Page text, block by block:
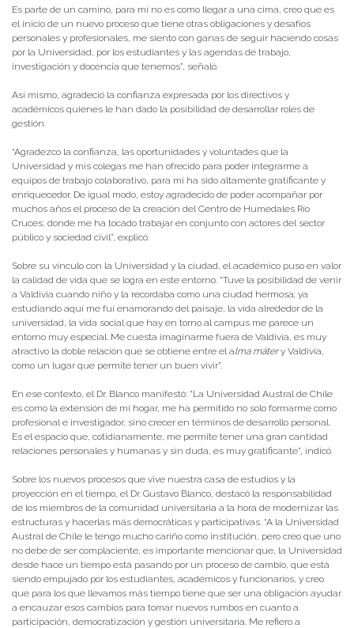
Es parte de un camino, para mí no es como llegar a una cima, creo que es
el inicio de un nuevo proceso que tiene otras obligaciones y desafíos
personales y profesionales, me siento con ganas de seguir haciendo cosas
por la Universidad, por los estudiantes y las agendas de trabajo,
investigación y docencia que tenemos”, señaló.
Así mismo, agradeció la confianza expresada por los directivos y
académicos quienes le han dado la posibilidad de desarrollar roles de
gestión.
“Agradezco la confianza, las oportunidades y voluntades que la
Universidad y mis colegas me han ofrecido para poder integrarme a
equipos de trabajo colaborativo, para mí ha sido altamente gratificante y
enriquecedor. De igual modo, estoy agradecido de poder acompañar por
muchos años el proceso de la creación del Centro de Humedales Río
Cruces, donde me ha tocado trabajar en conjunto con actores del sector
público y sociedad civil”, explicó.
Sobre su vínculo con la Universidad y la ciudad, el académico puso en valor
la calidad de vida que se logra en este entorno. “Tuve la posibilidad de venir
a Valdivia cuando niño y la recordaba como una ciudad hermosa; ya
estudiando aquí me fui enamorando del paisaje, la vida alrededor de la
universidad, la vida social que hay en torno al campus me parece un
entorno muy especial. Me cuesta imaginarme fuera de Valdivia, es muy
atractivo la doble relación que se obtiene entre el alma mátery Valdivia,
como un lugar que permite tener un buen vivir”.
En ese contexto, el Dr. Blanco manifestó: “La Universidad Austral de Chile
es como la extensión de mi hogar, me ha permitido no solo formarme como
profesional e investigador, sino crecer en términos de desarrollo personal.
Es el espacio que, cotidianamente, me permite tener una gran cantidad
relaciones personales y humanas y sin duda, es muy gratificante”, indicó.
Sobre los nuevos procesos que vive nuestra casa de estudios y la
proyección en el tiempo, el Dr. Gustavo Blanco, destacó la responsabilidad
de los miembros de la comunidad universitaria a la hora de modernizar las
estructuras y hacerlas más democráticas y participativas. “A la Universidad
Austral de Chile le tengo mucho cariño como institución, pero creo que uno
no debe de ser complaciente, es importante mencionar que, la Universidad
desde hace un tiempo está pasando por un proceso de cambio, que está
siendo empujado por los estudiantes, académicos y funcionarios, y creo
que para los que llevamos más tiempo tiene que ser una obligación ayudar
a encauzar esos cambios para tomar nuevos rumbos en cuanto a
participación, democratización y gestión universitaria. Me refiero a